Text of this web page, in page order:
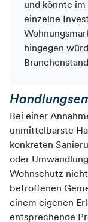
und könnte
einzelne
hingegen
Bei einer
unmittelbarste
konkreten
oder
Wohnschutz
betroffenen
einem eigenen
entsprechende